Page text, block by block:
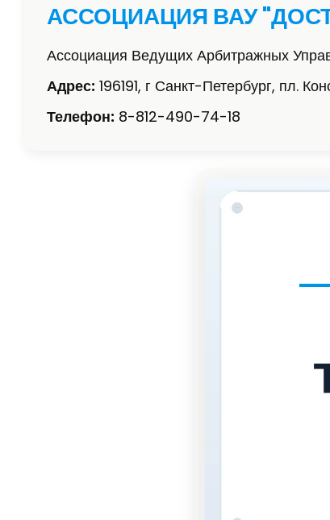
АССОЦИАЦИЯ ВАУ
Ассоциация Ведущих Арбитражных
Адрес: 196191, г Санкт-Петербург, пл.
Телефон: 8-812-490-74-18